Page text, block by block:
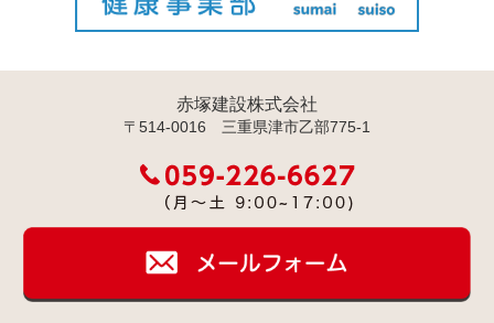
赤塚建設株式会社
〒514-0016 三重県津市乙部775-1